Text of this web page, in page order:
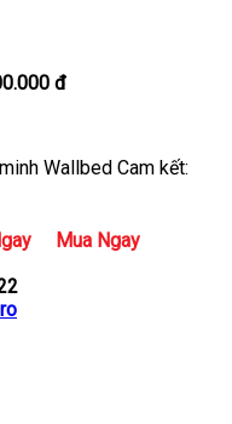
đ
Wallbed Cam kết:
Mua Ngay